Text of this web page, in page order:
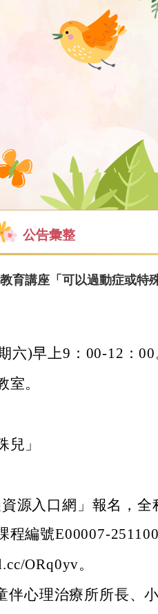
公告彙整
育講座「可以過動症或特
六)早上9：00-12：00
。
」
源入口網」報名，全
編號E00007-
ORq0yv。
伴心理治療所所長、